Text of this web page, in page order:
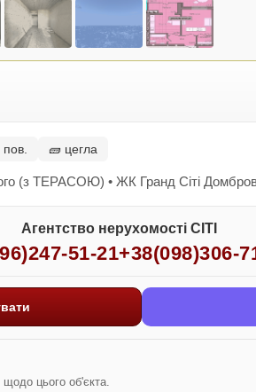
🧱 цегла
(з ТЕРАСОЮ) • ЖК Гранд Сіті
Агентство нерухомості СІТІ
51-21+38(098)306-
цього об'єкта.